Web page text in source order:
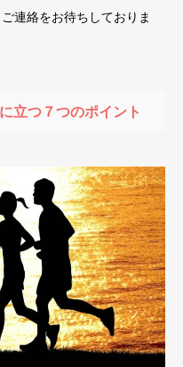
連絡をお待ちしておりま
立つ７つのポイント